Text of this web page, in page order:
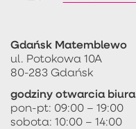
Gdańsk Matemblewo
ul. Potokowa 10A
80-283 Gdańsk
godziny otwarcia biura
pon-pt: 09:00 – 19:00
sobota: 10:00 – 14:00